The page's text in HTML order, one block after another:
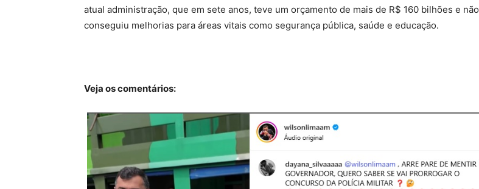
atual administração, que em sete anos, teve um orçamento de mais de R$ 160 bilhões e não
conseguiu melhorias para áreas vitais como segurança pública, saúde e educação.
Veja os comentários: